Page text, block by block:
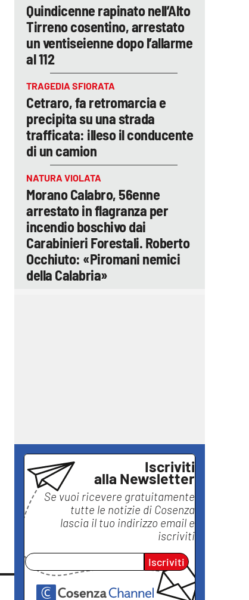
Quindicenne rapinato nell’Alto
Tirreno cosentino, arrestato
un ventiseienne dopo l’allarme
al 112
TRAGEDIA SFIORATA
Cetraro, fa retromarcia e
precipita su una strada
trafficata: illeso il conducente
di un camion
NATURA VIOLATA
Morano Calabro, 56enne
arrestato in flagranza per
incendio boschivo dai
Carabinieri Forestali. Roberto
Occhiuto: «Piromani nemici
della Calabria»
Iscriviti
alla Newsletter
Se vuoi ricevere gratuitamente
tutte le notizie di Cosenza
lascia il tuo indirizzo email e
iscriviti
Iscriviti
lacplay.it
lacitymag.it